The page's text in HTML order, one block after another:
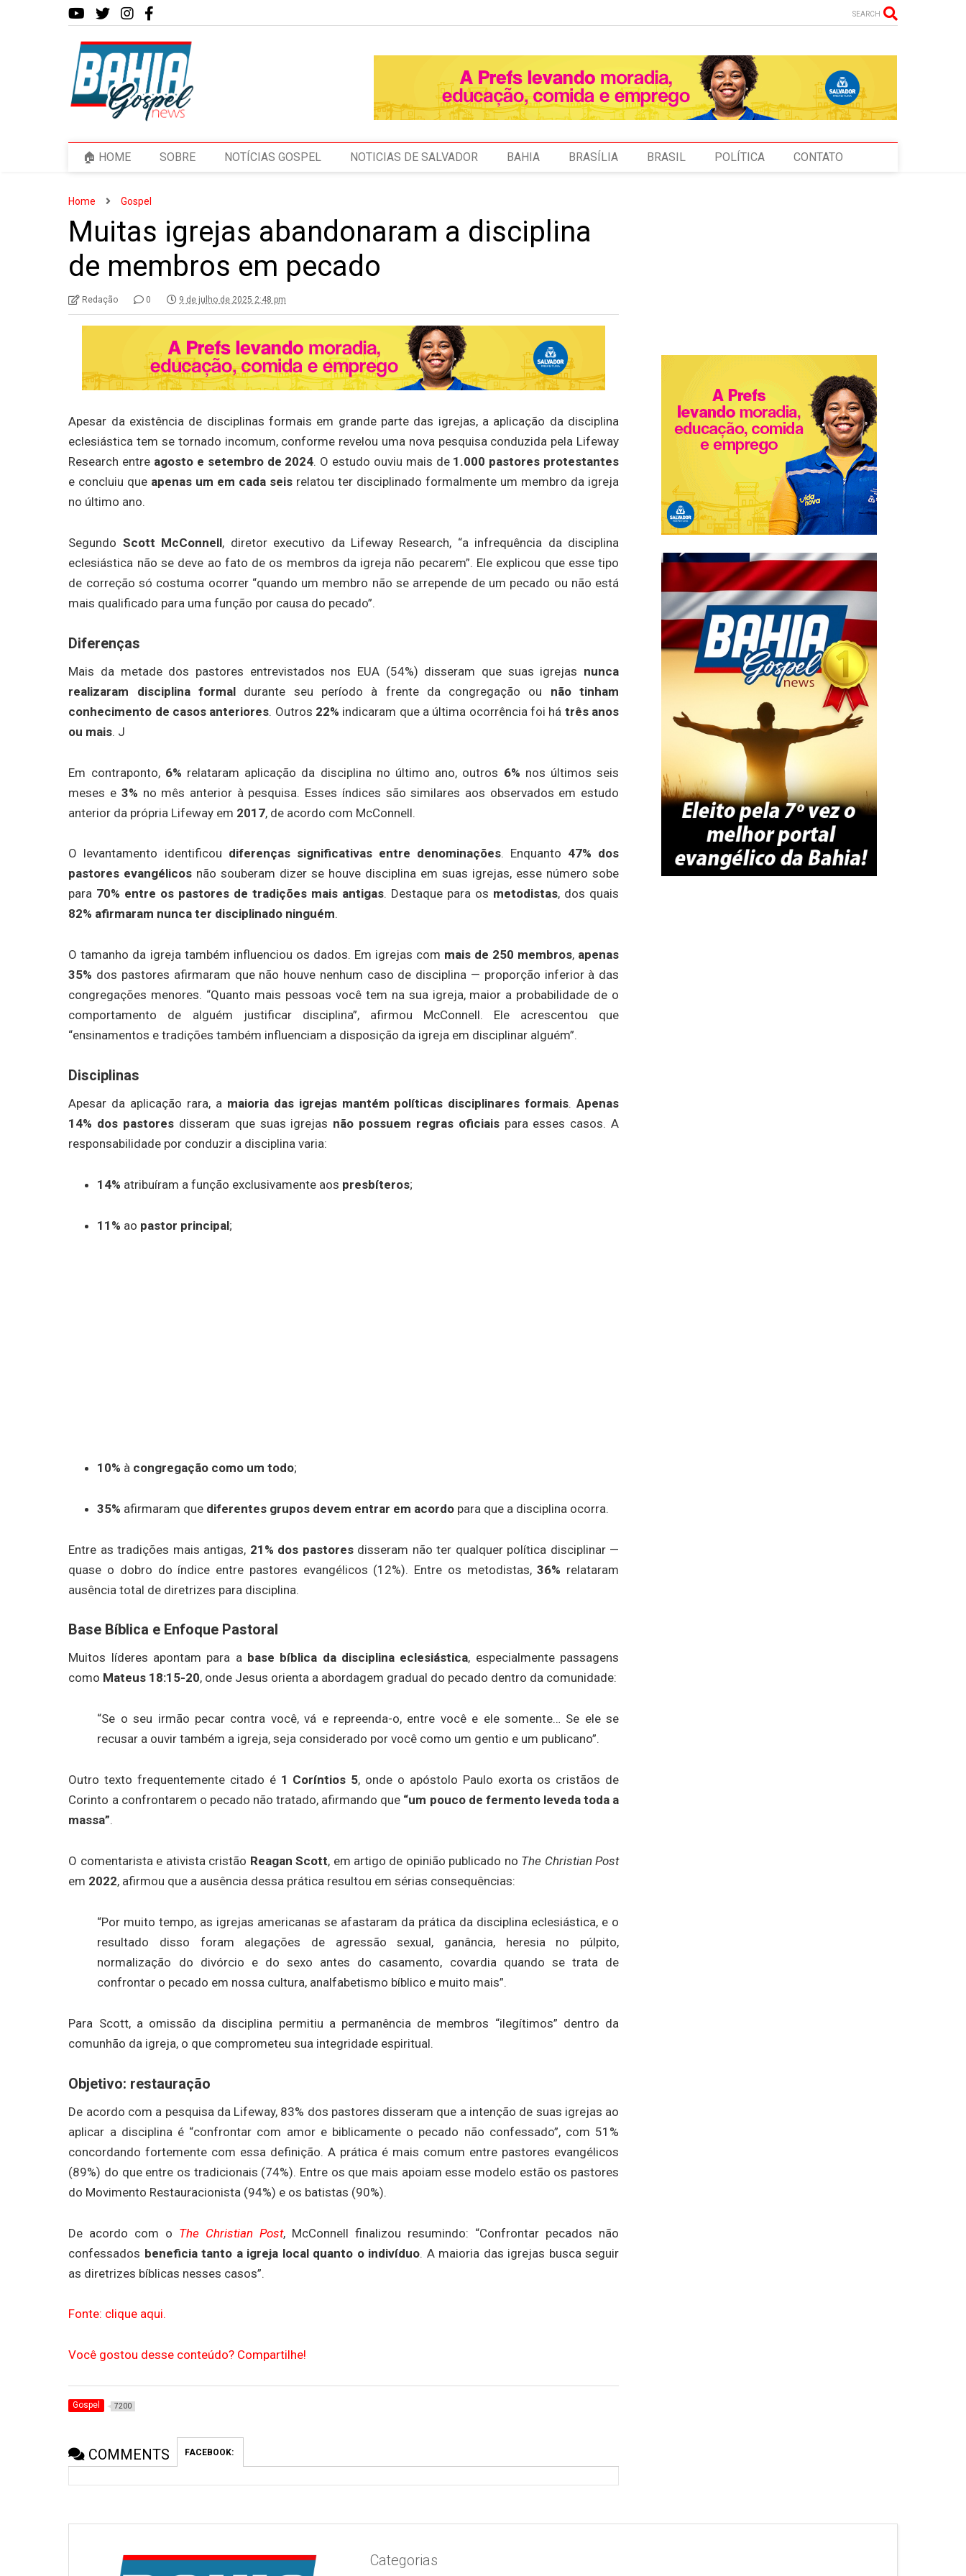
SEARCH
🏠 HOME SOBRE NOTÍCIAS GOSPEL NOTICIAS DE SALVADOR BAHIA BRASÍLIA BRASIL POLÍTICA CONTATO
Home Gospel
Muitas igrejas abandonaram a disciplina
de membros em pecado
Redação 0 9 de julho de 2025 2:48 pm
Apesar da existência de disciplinas formais em grande parte das igrejas, a aplicação da disciplina
eclesiástica tem se tornado incomum, conforme revelou uma nova pesquisa conduzida pela Lifeway
Research entre agosto e setembro de 2024. O estudo ouviu mais de 1.000 pastores protestantes
e concluiu que apenas um em cada seis relatou ter disciplinado formalmente um membro da igreja
no último ano.
Segundo Scott McConnell, diretor executivo da Lifeway Research, “a infrequência da disciplina
eclesiástica não se deve ao fato de os membros da igreja não pecarem”. Ele explicou que esse tipo
de correção só costuma ocorrer “quando um membro não se arrepende de um pecado ou não está
mais qualificado para uma função por causa do pecado”.
Diferenças
Mais da metade dos pastores entrevistados nos EUA (54%) disseram que suas igrejas nunca
realizaram disciplina formal durante seu período à frente da congregação ou não tinham
conhecimento de casos anteriores. Outros 22% indicaram que a última ocorrência foi há três anos
ou mais. J
Em contraponto, 6% relataram aplicação da disciplina no último ano, outros 6% nos últimos seis
meses e 3% no mês anterior à pesquisa. Esses índices são similares aos observados em estudo
anterior da própria Lifeway em 2017, de acordo com McConnell.
O levantamento identificou diferenças significativas entre denominações. Enquanto 47% dos
pastores evangélicos não souberam dizer se houve disciplina em suas igrejas, esse número sobe
para 70% entre os pastores de tradições mais antigas. Destaque para os metodistas, dos quais
82% afirmaram nunca ter disciplinado ninguém.
O tamanho da igreja também influenciou os dados. Em igrejas com mais de 250 membros, apenas
35% dos pastores afirmaram que não houve nenhum caso de disciplina — proporção inferior à das
congregações menores. “Quanto mais pessoas você tem na sua igreja, maior a probabilidade de o
comportamento de alguém justificar disciplina”, afirmou McConnell. Ele acrescentou que
“ensinamentos e tradições também influenciam a disposição da igreja em disciplinar alguém”.
Disciplinas
Apesar da aplicação rara, a maioria das igrejas mantém políticas disciplinares formais.Apenas
14% dos pastores disseram que suas igrejas não possuem regras oficiaispara esses casos. A
responsabilidade por conduzir a disciplina varia:
14% atribuíram a função exclusivamente aos presbíteros;
11% ao pastor principal;
10% à congregação como um todo;
35% afirmaram que diferentes grupos devem entrar em acordo para que a disciplina ocorra.
Entre as tradições mais antigas, 21% dos pastoresdisseram não ter qualquer política disciplinar —
quase o dobro do índice entre pastores evangélicos (12%). Entre os metodistas,36% relataram
ausência total de diretrizes para disciplina.
Base Bíblica e Enfoque Pastoral
Muitos líderes apontam para a base bíblica da disciplina eclesiástica, especialmente passagens
como Mateus 18:15-20, onde Jesus orienta a abordagem gradual do pecado dentro da comunidade:
“Se o seu irmão pecar contra você, vá e repreenda-o, entre você e ele somente… Se ele se
recusar a ouvir também a igreja, seja considerado por você como um gentio e um publicano”.
Outro texto frequentemente citado é 1 Coríntios 5, onde o apóstolo Paulo exorta os cristãos de
Corinto a confrontarem o pecado não tratado, afirmando que “um pouco de fermento leveda toda a
massa”.
O comentarista e ativista cristão Reagan Scott, em artigo de opinião publicado no The Christian Post
em 2022, afirmou que a ausência dessa prática resultou em sérias consequências:
“Por muito tempo, as igrejas americanas se afastaram da prática da disciplina eclesiástica, e o
resultado disso foram alegações de agressão sexual, ganância, heresia no púlpito,
normalização do divórcio e do sexo antes do casamento, covardia quando se trata de
confrontar o pecado em nossa cultura, analfabetismo bíblico e muito mais”.
Para Scott, a omissão da disciplina permitiu a permanência de membros “ilegítimos” dentro da
comunhão da igreja, o que comprometeu sua integridade espiritual.
Objetivo: restauração
De acordo com a pesquisa da Lifeway, 83% dos pastores disseram que a intenção de suas igrejas ao
aplicar a disciplina é “confrontar com amor e biblicamente o pecado não confessado”, com 51%
concordando fortemente com essa definição. A prática é mais comum entre pastores evangélicos
(89%) do que entre os tradicionais (74%). Entre os que mais apoiam esse modelo estão os pastores
do Movimento Restauracionista (94%) e os batistas (90%).
De acordo com o The Christian Post, McConnell finalizou resumindo: “Confrontar pecados não
confessados beneficia tanto a igreja local quanto o indivíduo. A maioria das igrejas busca seguir
as diretrizes bíblicas nesses casos”.
Fonte: clique aqui.
Você gostou desse conteúdo? Compartilhe!
Gospel 7200
COMMENTS FACEBOOK:
Categorias